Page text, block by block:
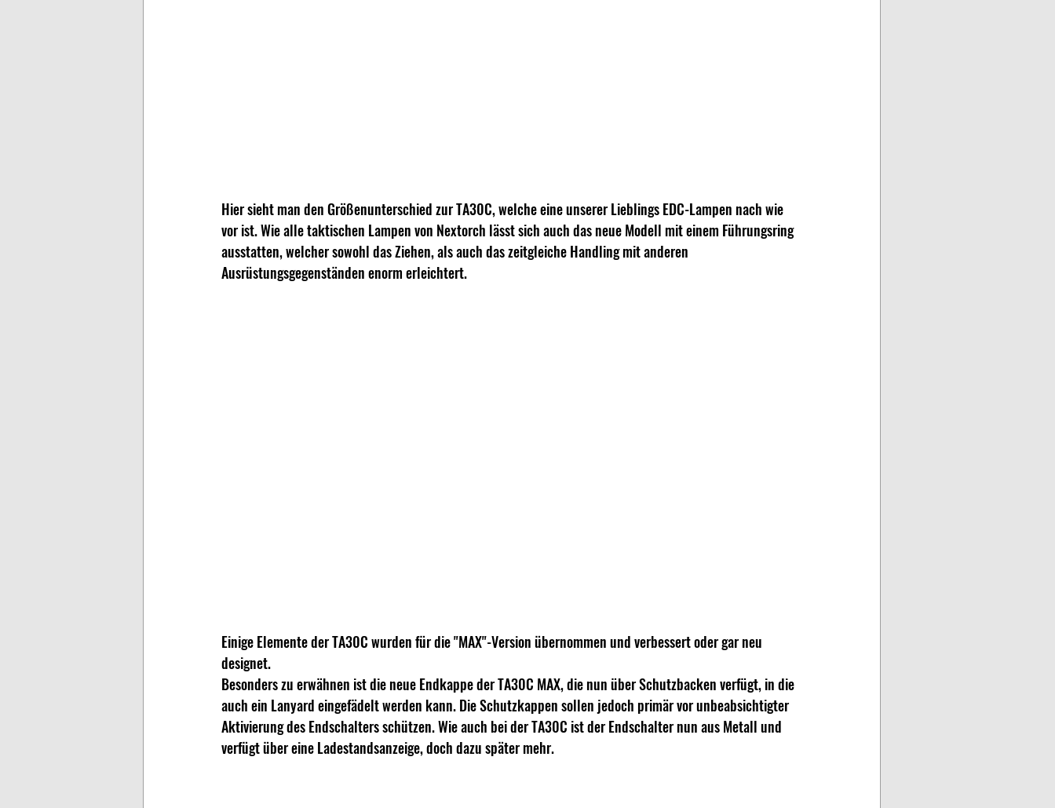
Hier sieht man den Größenunterschied zur TA30C, welche eine unserer Lieblings EDC-Lampen nach wie
vor ist. Wie alle taktischen Lampen von Nextorch lässt sich auch das neue Modell mit einem Führungsring
ausstatten, welcher sowohl das Ziehen, als auch das zeitgleiche Handling mit anderen
Ausrüstungsgegenständen enorm erleichtert.
Einige Elemente der TA30C wurden für die "MAX"-Version übernommen und verbessert oder gar neu
designet.
Besonders zu erwähnen ist die neue Endkappe der TA30C MAX, die nun über Schutzbacken verfügt, in die
auch ein Lanyard eingefädelt werden kann. Die Schutzkappen sollen jedoch primär vor unbeabsichtigter
Aktivierung des Endschalters schützen. Wie auch bei der TA30C ist der Endschalter nun aus Metall und
verfügt über eine Ladestandsanzeige, doch dazu später mehr.